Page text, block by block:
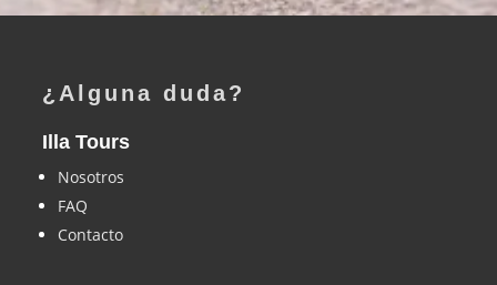
¿Alguna duda?
Illa Tours
Nosotros
FAQ
Contacto